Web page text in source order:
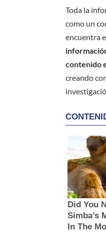
Toda la
como un
encuentra
contenido
creando